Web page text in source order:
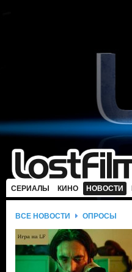
СЕРИАЛЫ КИНО НОВОСТИ
ВСЕ НОВОСТИ ОПРОСЫ